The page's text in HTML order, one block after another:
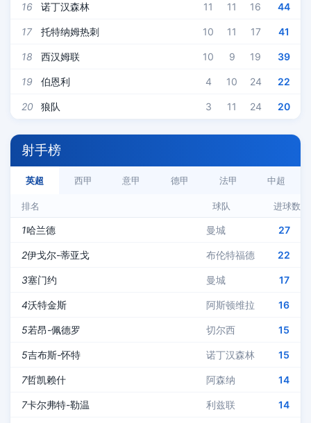
16 诺丁汉森林 11 11 16 44
17 托特纳姆热刺 10 11 17 41
18 西汉姆联 10 9 19 39
19 伯恩利 4 10 24 22
20 狼队 3 11 24 20
射手榜
英超 西甲 意甲 德甲 法甲 中超
排名 球队 进球数
1哈兰德 曼城 27
2伊戈尔-蒂亚戈 布伦特福德 22
3塞门约 曼城 17
4沃特金斯 阿斯顿维拉 16
5若昂-佩德罗 切尔西 15
5吉布斯-怀特 诺丁汉森林 15
7哲凯赖什 阿森纳 14
7卡尔弗特-勒温 利兹联 14